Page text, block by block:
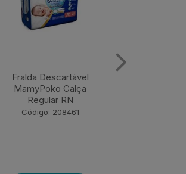
Fralda Descartável
MamyPoko Calça Dia
E Noite Giga M 68
Unid...